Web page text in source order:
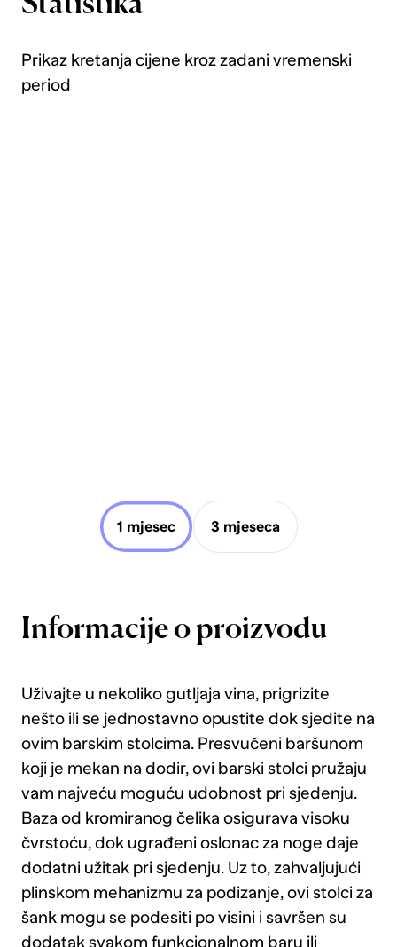
Prikaz kretanja cijene kroz zadani vremenski
period
1 mjesec 3 mjeseca
Informacije o proizvodu
Uživajte u nekoliko gutljaja vina, prigrizite
nešto ili se jednostavno opustite dok sjedite na
ovim barskim stolcima. Presvučeni baršunom
koji je mekan na dodir, ovi barski stolci pružaju
vam najveću moguću udobnost pri sjedenju.
Baza od kromiranog čelika osigurava visoku
čvrstoću, dok ugrađeni oslonac za noge daje
dodatni užitak pri sjedenju. Uz to, zahvaljujući
plinskom mehanizmu za podizanje, ovi stolci za
šank mogu se podesiti po visini i savršen su
dodatak svakom funkcionalnom baru ili